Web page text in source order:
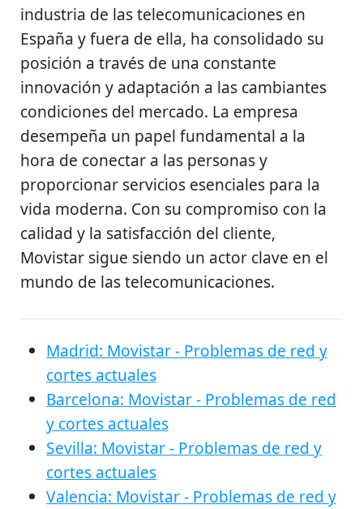
industria de las telecomunicaciones en
España y fuera de ella, ha consolidado su
posición a través de una constante
innovación y adaptación a las cambiantes
condiciones del mercado. La empresa
desempeña un papel fundamental a la
hora de conectar a las personas y
proporcionar servicios esenciales para la
vida moderna. Con su compromiso con la
calidad y la satisfacción del cliente,
Movistar sigue siendo un actor clave en el
mundo de las telecomunicaciones.
Madrid: Movistar - Problemas de red y
cortes actuales
Barcelona: Movistar - Problemas de red
y cortes actuales
Sevilla: Movistar - Problemas de red y
cortes actuales
Valencia: Movistar - Problemas de red y